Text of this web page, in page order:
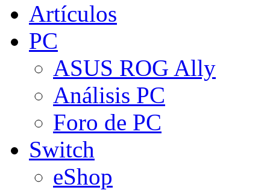
Artículos
PC
ASUS ROG Ally
Análisis PC
Foro de PC
Switch
eShop